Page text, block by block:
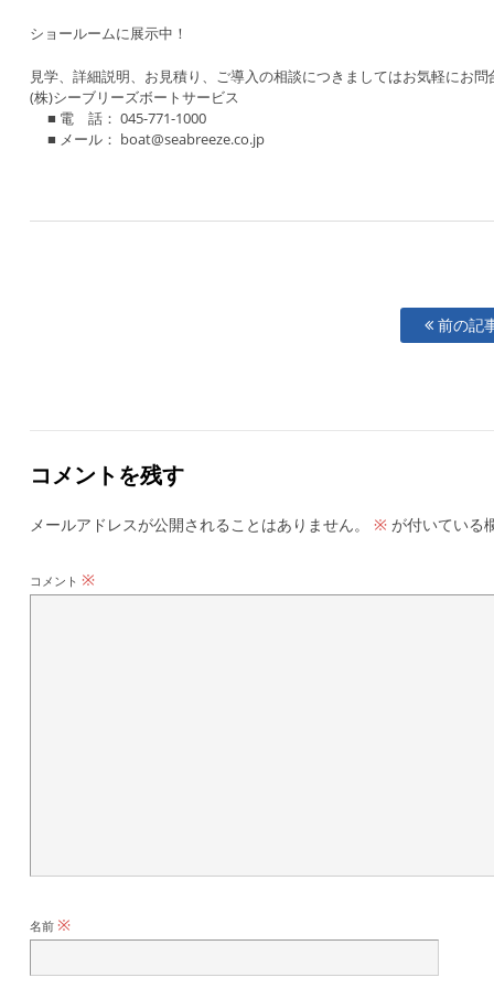
ショールームに展示中！
見学、詳細説明、お見積り、ご導入の相談につきましてはお気軽にお問
(株)シーブリーズボートサービス
■ 電 話： 045-771-1000
■ メール： boat@seabreeze.co.jp
前の記
コメントを残す
メールアドレスが公開されることはありません。 ※が付いている
コメント ※
名前 ※